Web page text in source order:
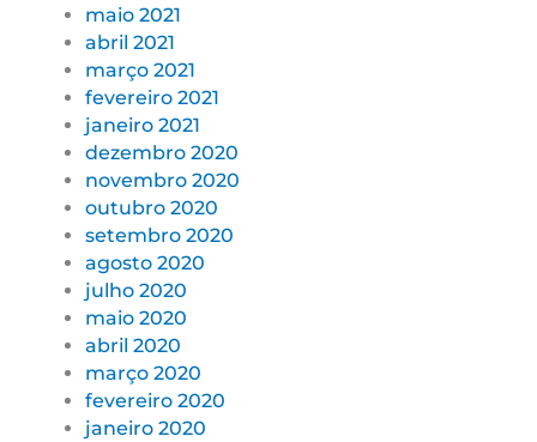
maio 2021
abril 2021
março 2021
fevereiro 2021
janeiro 2021
dezembro 2020
novembro 2020
outubro 2020
setembro 2020
agosto 2020
julho 2020
maio 2020
abril 2020
março 2020
fevereiro 2020
janeiro 2020